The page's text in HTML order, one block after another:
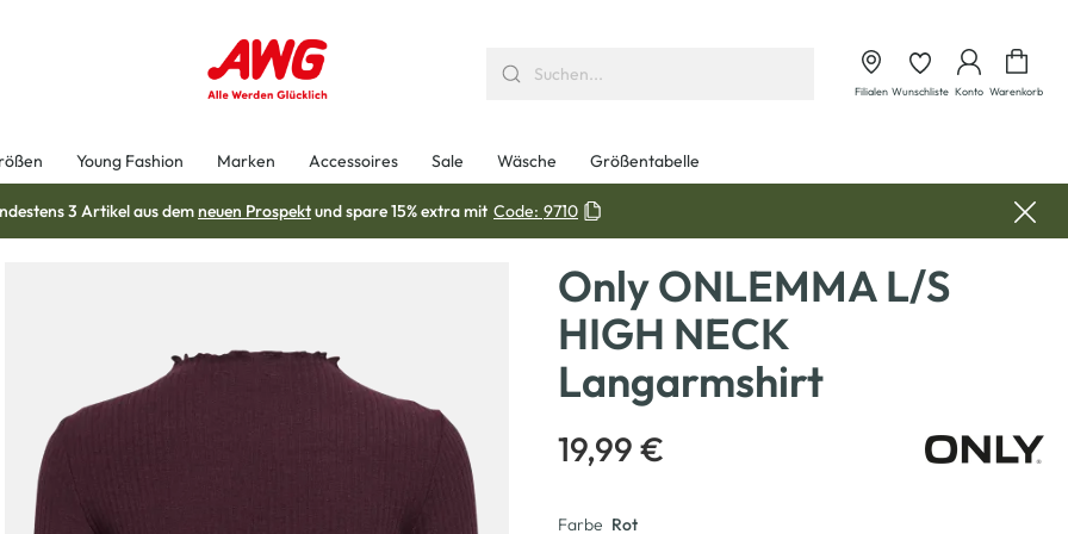
Filialen Wunschliste Konto Warenkorb
Young Fashion Marken Accessoires Sale Wäsche Größentabelle
3 Artikel aus demneuen Prospektund spare 15% extra mit Code: 9710
Only ONLEMMA L/S
HIGH NECK
Langarmshirt
19,99 €
Farbe Rot